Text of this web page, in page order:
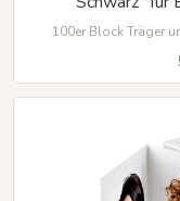
100er Block Träger